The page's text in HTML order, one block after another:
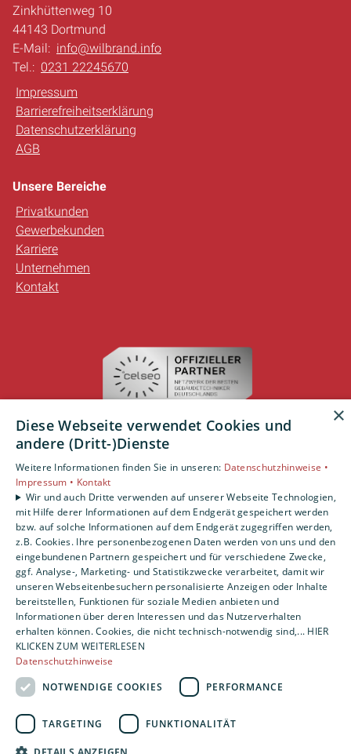
Zinkhüttenweg 10
44143 Dortmund
E-Mail: info@wilbrand.info
Tel.: 0231 22245670
Impressum
Barrierefreiheitserklärung
Datenschutzerklärung
AGB
Unsere Bereiche
Privatkunden
Gewerbekunden
Karriere
Unternehmen
Kontakt
×
Diese Webseite verwendet Cookies und
andere (Dritt-)Dienste
Weitere Informationen finden Sie in unseren: Datenschutzhinweise •
Impressum • Kontakt
Wir und auch Dritte verwenden auf unserer Webseite Technologien,
mit Hilfe derer Informationen auf dem Endgerät gespeichert werden
bzw. auf solche Informationen auf dem Endgerät zugegriffen werden,
z.B. Cookies. Ihre personenbezogenen Daten werden von uns und den
eingebundenen Partnern gespeichert und für verschiedene Zwecke,
ggf. Analyse-, Marketing- und Statistikzwecke verarbeitet, damit wir
unseren Webseitenbesuchern personalisierte Anzeigen oder Inhalte
bereitstellen, Funktionen für soziale Medien anbieten und
Informationen über deren Interessen und das Nutzerverhalten
erhalten können. Cookies, die nicht technisch-notwendig sind,... HIER
KLICKEN ZUM WEITERLESEN
Datenschutzhinweise
NOTWENDIGE COOKIES
PERFORMANCE
TARGETING FUNKTIONALITÄT